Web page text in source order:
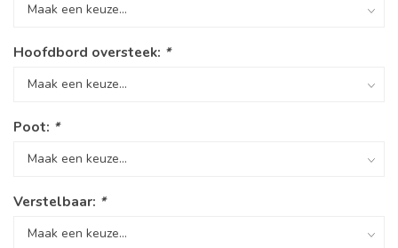
Hoofdbord oversteek: *
Poot: *
Verstelbaar: *